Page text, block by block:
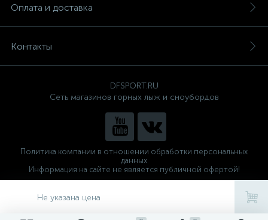
Не указана цена
Оплата и доставка
Контакты
DFSPORT.RU
Сеть магазинов горных лыж и сноубордов
Политика компании в отношении обработки персональных
данных
Информация на сайте не является публичной офертой!